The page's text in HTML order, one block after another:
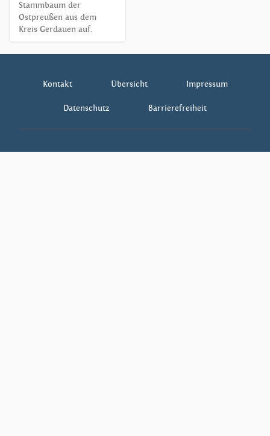
Stammbaum der
Ostpreußen aus dem
Kreis Gerdauen auf.
Kontakt Übersicht Impressum
Datenschutz Barrierefreiheit